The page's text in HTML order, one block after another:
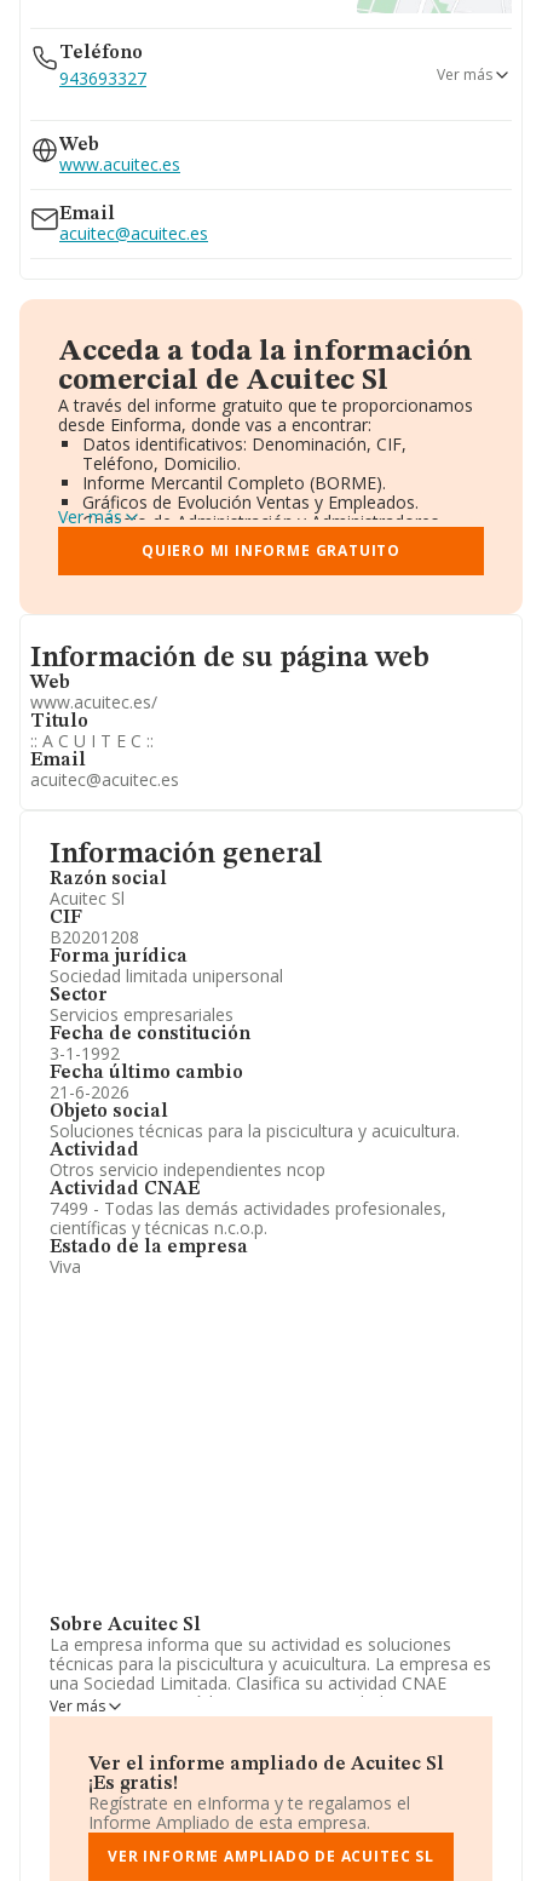
Información general
Razón social
Acuitec Sl
CIF
B20201208
Forma jurídica
Sociedad limitada unipersonal
Sector
Servicios empresariales
Fecha de constitución
3-1-1992
Fecha último cambio
21-6-2026
Objeto social
Soluciones técnicas para la piscicultura y acuicultura.
Actividad
Otros servicio independientes ncop
Actividad CNAE
7499 - Todas las demás actividades profesionales,
científicas y técnicas n.c.o.p.
Estado de la empresa
Viva
Sobre Acuitec Sl
La empresa informa que su actividad es soluciones
técnicas para la piscicultura y acuicultura. La empresa es
una Sociedad Limitada. Clasifica su actividad CNAE
como '%cnae%', código 7499. La sociedad es
importadora y exportadora.
Respecto a la posición de la empresa según los niveles
de facturación, en los distintos rankings, INFORMA
facilita la siguiente información: frente al año 2024, la
compañía se ha posicionado 33 puestos por debajo en
el ranking sectorial, pasando del 650 al 683. Tienen
mejor posición las siguientes empresas del sector:
Ver más
Ver el informe ampliado de Acuitec Sl
¡Es gratis!
Regístrate en eInforma y te regalamos el
Informe Ampliado de esta empresa.
VER INFORME AMPLIADO DE ACUITEC SL
Teléfono
943693327
943436933
Ver más
Web
www.acuitec.es
Email
acuitec@acuitec.es
Acceda a toda la información
comercial de Acuitec Sl
A través del informe gratuito que te proporcionamos
desde Einforma, donde vas a encontrar:
Datos identificativos: Denominación, CIF,
Teléfono, Domicilio.
Informe Mercantil Completo (BORME).
Gráficos de Evolución Ventas y Empleados.
Consejo de Administración y Administradores.
Directivos y Ejecutivos.
Accionistas.
Participaciones y Vinculaciones en otras empresas.
Información oficial y registral complementaria.
Ver más
QUIERO MI INFORME GRATUITO
Informacion de su página web
Información de su página web
Web
www.acuitec.es/
Titulo
:: A C U I T E C ::
Email
acuitec@acuitec.es